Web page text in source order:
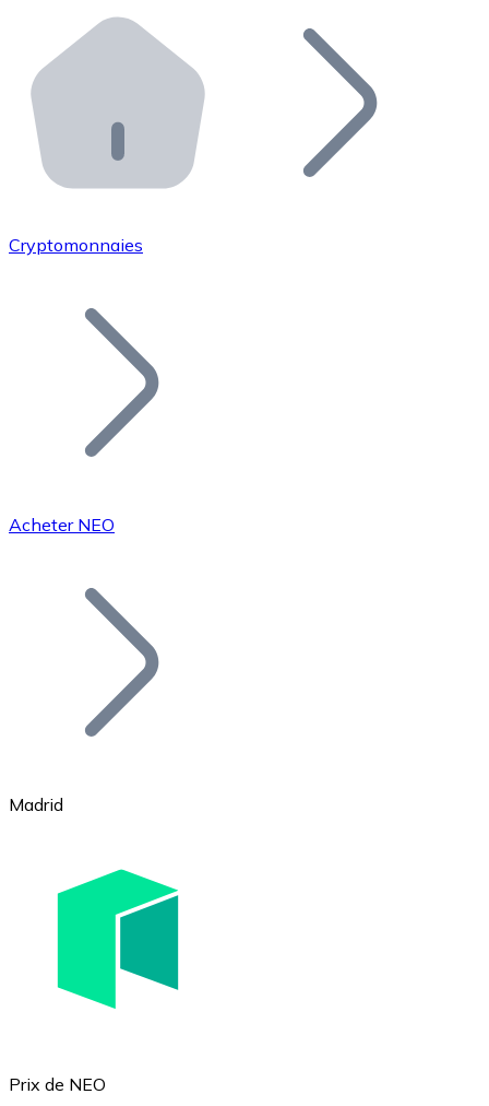
Distributeurs automatiques Bitnovo
Intégrez un ATM Bitnovo dans votre entreprise et
API Bitnovo
Intégrez notre API dans votre écosystème.
Rejoignez notre réseau de distributeurs et
Ajoutez le token de votre projet à notre service
Bitcoin
Ethereum
Cryptomonnaies
Acheter NEO
Madrid
Prix de NEO